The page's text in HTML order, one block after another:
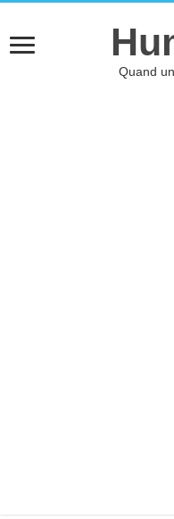
Quand